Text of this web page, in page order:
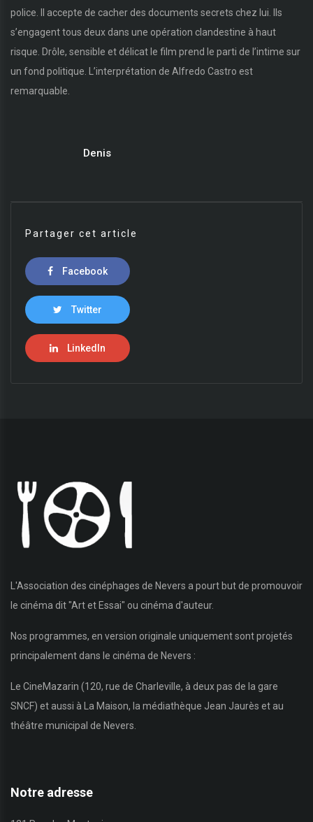
police. Il accepte de cacher des documents secrets chez lui. Ils
s’engagent tous deux dans une opération clandestine à haut
risque. Drôle, sensible et délicat le film prend le parti de l’intime sur
un fond politique. L’interprétation de Alfredo Castro est
remarquable.
Denis
Partager cet article
Facebook
Twitter
LinkedIn
L'Association des cinéphages de Nevers a pourt but de promouvoir
le cinéma dit "Art et Essai" ou cinéma d'auteur.
Nos programmes, en version originale uniquement sont projetés
principalement dans le cinéma de Nevers :
Le CineMazarin (120, rue de Charleville, à deux pas de la gare
SNCF) et aussi à La Maison, la médiathèque Jean Jaurès et au
théâtre municipal de Nevers.
Notre adresse